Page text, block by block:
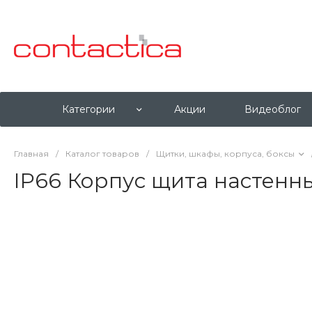
Категории Акции Видеоблог
Главная / Каталог товаров / Щитки, шкафы, корпуса, боксы
IP66 Корпус щита